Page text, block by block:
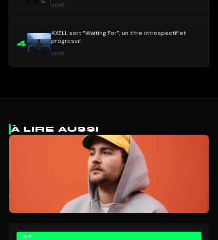
NEWS
4
AXELL sort “Waiting For”, un titre introspectif et
progressif
NEWS
À LIRE AUSSI
EP